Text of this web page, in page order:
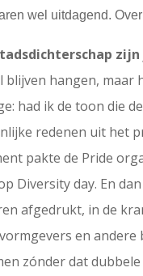
wel uitdagend.
hangen,
had ik de toon die
redenen uit het
pakte de Pride
Diversity day. En
afgedrukt, in de
en
zónder dat